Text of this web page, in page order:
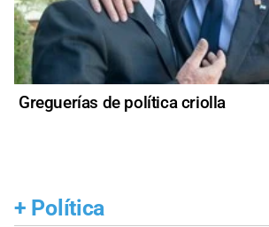
Greguerías de política criolla
+ Política